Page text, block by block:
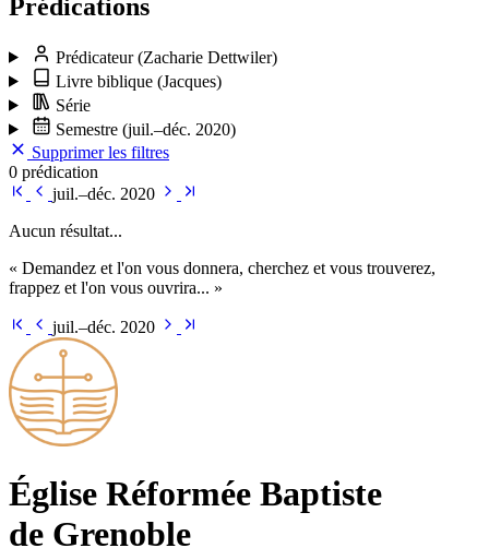
Prédications
Prédicateur(Zacharie Dettwiler)
Livre biblique (Jacques)
Série
Semestre (juil.–déc. 2020)
Supprimer les filtres
0 prédication
juil.–déc. 2020
Aucun résultat...
« Demandez et l'on vous donnera, cherchez et vous trouverez,
frappez et l'on vous ouvrira... »
juil.–déc. 2020
Église Ré­for­mée Bap­tiste
de Grenoble